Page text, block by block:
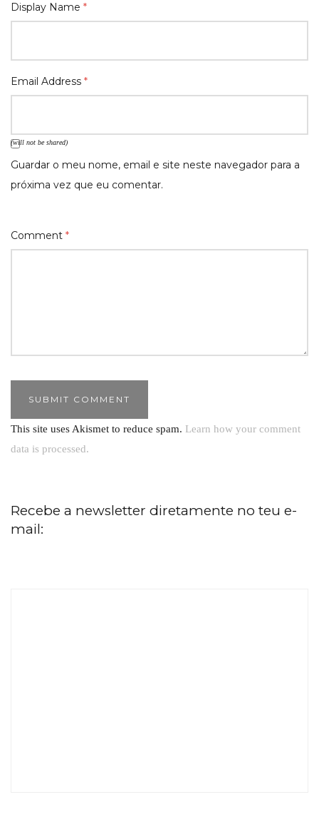
Display Name *
Email Address *
(will not be shared)
Guardar o meu nome, email e site neste navegador para a
próxima vez que eu comentar.
Comment *
This site uses Akismet to reduce spam. Learn how your comment
data is processed.
Recebe a newsletter diretamente no teu e-
mail: